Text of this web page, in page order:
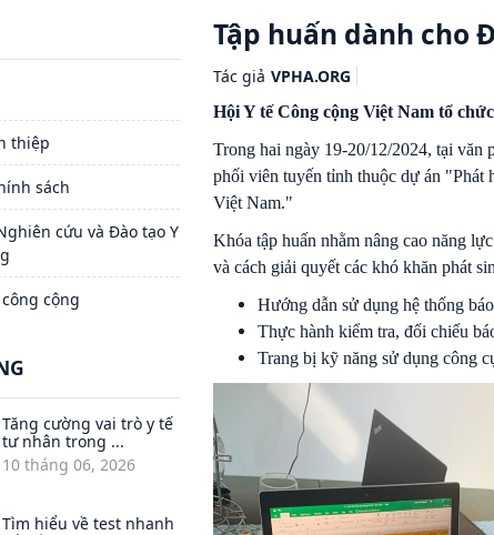
thiệp
sách
cứu và Đào tạo Y
cộng
Tăng cường vai trò y tế
tư nhân trong ...
10 tháng 06, 2026
Tìm hiểu về test nhanh
Tập huấn dành cho
Tác giả VPHA.ORG
Hội Y tế Công cộng Việt Nam tổ
Trong hai ngày 19-20/12/2024, tại văn
phối viên tuyến tỉnh thuộc dự án "Phát
Việt Nam."
Khóa tập huấn nhằm nâng cao năng
và cách giải quyết các khó khăn phát
Hướng dẫn sử dụng hệ thống
Thực hành kiểm tra, đối chiếu
Trang bị kỹ năng sử dụng công